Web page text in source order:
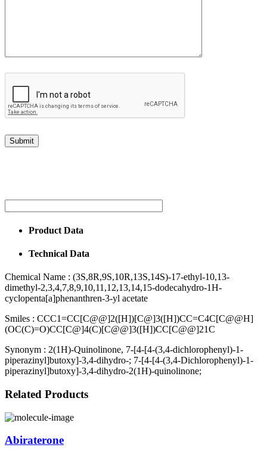
Product Data
Technical Data
Chemical Name : (3S,8R,9S,10R,13S,14S)-17-ethyl-10,13-
dimethyl-2,3,4,7,8,9,10,11,12,13,14,15-dodecahydro-1H-
cyclopenta[a]phenanthren-3-yl acetate
Smiles : CCC1=CC[C@@]2([H])[C@]3([H])CC=C4C[C@@H]
(OC(C)=O)CC[C@]4(C)[C@@]3([H])CC[C@@]21C
Synonym : 2(1H)​-​Quinolinone, 7-​[4-​[4-​(3,​4-​dichlorophenyl)​-​1-​
piperazinyl]​butoxy]​-​3,​4-​dihydro-; 7-[4-[4-(3,4-Dichlorophenyl)-1-
piperazinyl]butoxy]-3,4-dihydro-2(1H)-quinolinone;
Related Products
Abiraterone